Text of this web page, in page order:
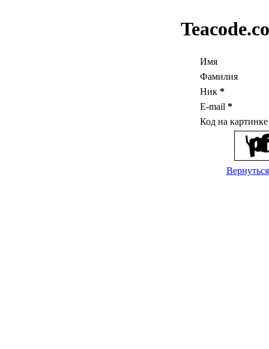
Имя
Фамилия
Ник *
E-mail *
Код на
Вернуться